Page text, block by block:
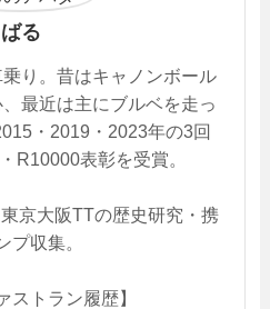
ばる
り。昔はキャノンボール
最近は主にブルベを走っ
・2019・2023年の3回
R10000表彰を受賞。
京大阪TTの歴史研究・携
プ収集。
ストラン履歴】